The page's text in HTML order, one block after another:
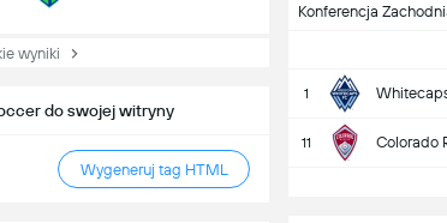
wyniki
do swojej witryny
Wygeneruj tag HTML
Konferencja
1
11 Colorado